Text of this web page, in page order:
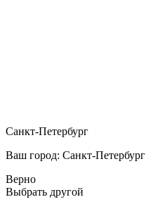
Санкт-Петербург
Ваш город: Санкт-Петербург
Верно
Выбрать другой